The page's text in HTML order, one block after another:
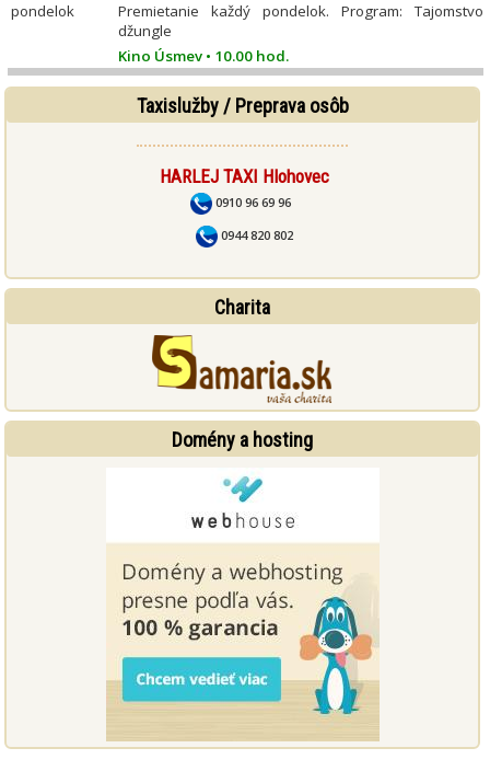
pondelok
Premietanie každý pondelok. Program: Tajomstvo
džungle
Kino Úsmev • 10.00 hod.
Taxislužby / Preprava osôb
HARLEJ TAXI Hlohovec
0910 96 69 96
0944 820 802
Charita
Domény a hosting